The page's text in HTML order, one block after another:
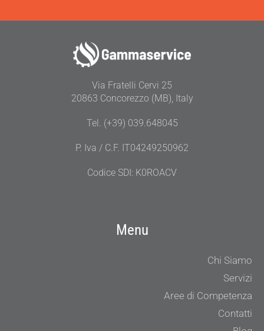
Via Fratelli Cervi 25
20863 Concorezzo (MB), Italy
Tel. (+39) 039.648045
P. Iva / C.F. IT04249250962
Codice SDI: K0ROACV
Menu
Chi Siamo
Servizi
Aree di Competenza
Contatti